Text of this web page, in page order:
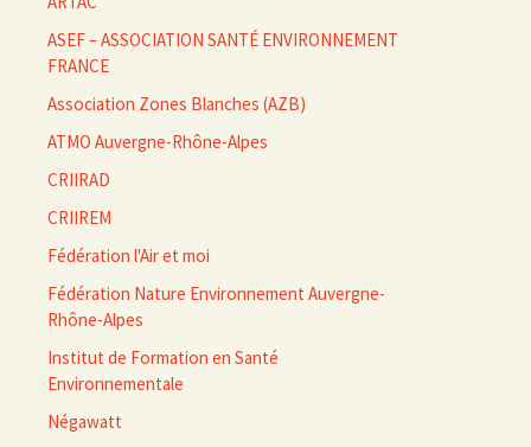
ASEF – ASSOCIATION SANTÉ ENVIRONNEMENT
FRANCE
Association Zones Blanches (AZB)
ATMO Auvergne-Rhône-Alpes
CRIIRAD
CRIIREM
Fédération l'Air et moi
Fédération Nature Environnement Auvergne-
Rhône-Alpes
Institut de Formation en Santé
Environnementale
Négawatt